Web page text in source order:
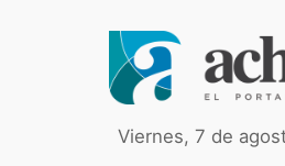
Viernes, 7 de